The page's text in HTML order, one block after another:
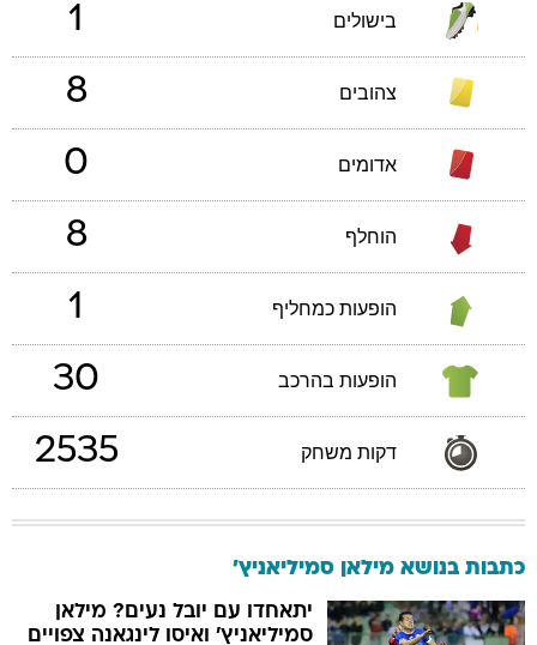
בישולים 1
צהובים 8
אדומים 0
הוחלף 8
הופעות כמחליף 1
הופעות בהרכב 30
דקות משחק 2535
כתבות בנושא מילאן סמיליאניץ'
יתאחדו עם יובל נעים? מילאן
סמיליאניץ' ואיסו לינגאנה צפויים